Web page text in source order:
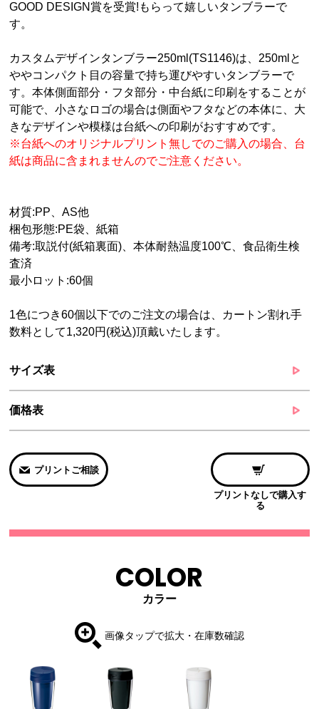
GOOD DESIGN賞を受賞!もらって嬉しいタンブラーで
す。
カスタムデザインタンブラー250ml(TS1146)は、250mlと
ややコンパクト目の容量で持ち運びやすいタンブラーで
す。本体側面部分・フタ部分・中台紙に印刷をすることが
可能で、小さなロゴの場合は側面やフタなどの本体に、大
きなデザインや模様は台紙への印刷がおすすめです。
※台紙へのオリジナルプリント無しでのご購入の場合、台
紙は商品に含まれませんのでご注意ください。
材質:PP、AS他
梱包形態:PE袋、紙箱
備考:取説付(紙箱裏面)、本体耐熱温度100℃、食品衛生検
査済
最小ロット:60個
1色につき60個以下でのご注文の場合は、カートン割れ手
数料として1,320円(税込)頂戴いたします。
サイズ表
価格表
プリントご相談
プリントなしで購入す
る
COLOR
カラー
画像タップで拡大・在庫数確認